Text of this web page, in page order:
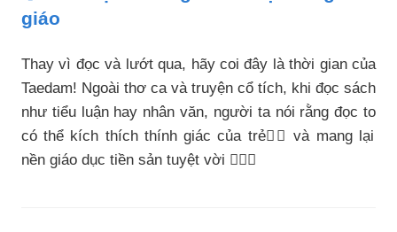
giáo
Thay vì đọc và lướt qua, hãy coi đây là thời gian của
Taedam! Ngoài thơ ca và truyện cổ tích, khi đọc sách
như tiểu luận hay nhân văn, người ta nói rằng đọc to
có thể kích thích thính giác của trẻ👂🏻 và mang lại
nền giáo dục tiền sản tuyệt vời 🙆🏻‍♀️